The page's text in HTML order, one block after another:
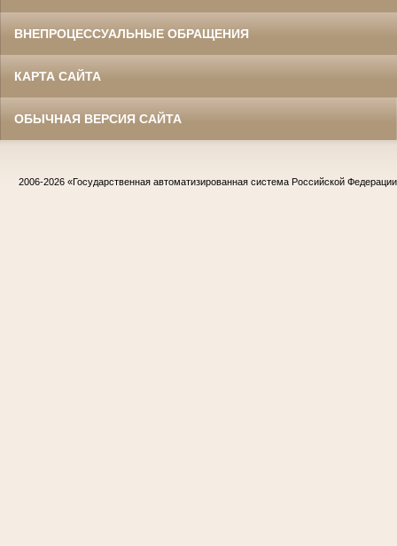
ВНЕПРОЦЕССУАЛЬНЫЕ ОБРАЩЕНИЯ
КАРТА САЙТА
ОБЫЧНАЯ ВЕРСИЯ САЙТА
2006-2026 «Государственная автоматизированная система Российской